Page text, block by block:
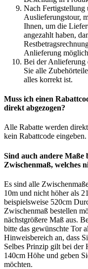
Nach Fertigstellung
Auslieferungstour,
Ihnen, um die
angezahlt haben,
Anlieferung
Bei der Anlieferung
Sie alle
alles korrekt ist.
Muss ich einen
direkt abgezogen?
Alle Rabatte werden
kein Rabattcode eingeben.
Sind auch andere Maße
Zwischenmaß, welches
Es sind alle
10m und nicht höher als
beispielsweise 520cm
Zwischenmaß bestellen
nächstgrößere Maß aus.
bitte das gewünschte Tor
Hinweisbereich an, dass
Selbes Prinzip gilt bei der
140cm Höhe und geben
möchten.